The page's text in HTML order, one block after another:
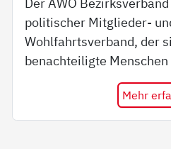
politischer Mitglieder-
Wohlfahrtsverband, der
benachteiligte
Mehr